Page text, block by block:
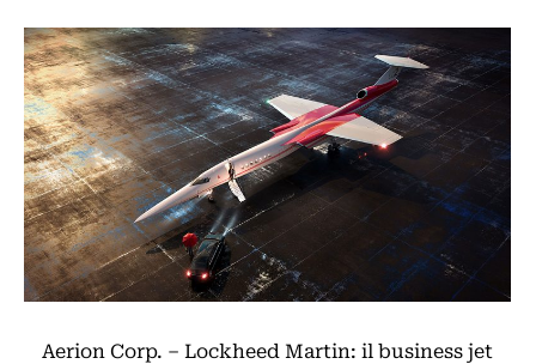
Aerion Corp. – Lockheed Martin: il business jet